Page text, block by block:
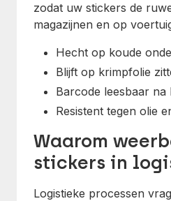
zodat uw stickers de
magazijnen en op
Hecht op koude
Blijft op krimpfolie
Barcode leesbaar na
Resistent tegen olie
Waarom
stickers in
Logistieke processen